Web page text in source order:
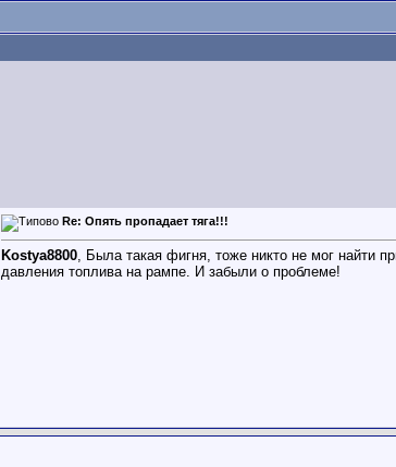
Re: Опять пропадает тяга!!!
Kostya8800, Была такая фигня, тоже никто не мог найти
давления топлива на рампе. И забыли о проблеме!